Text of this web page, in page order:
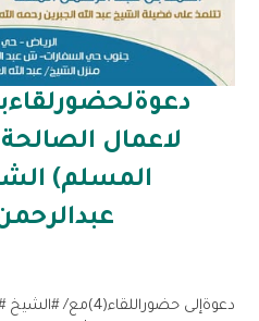
لاعمال
المسلم)
دعوةإلى